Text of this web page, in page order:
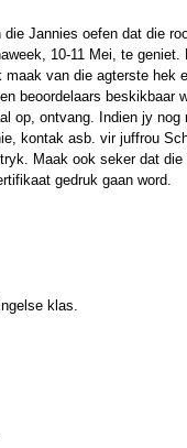
Jannies oefen dat die
10-11 Mei, te geniet.
van die agterste hek
beoordelaars beskikbaar
op, ontvang. Indien jy nog
kontak asb. vir juffrou
Maak ook seker dat
gedruk gaan word.
klas.